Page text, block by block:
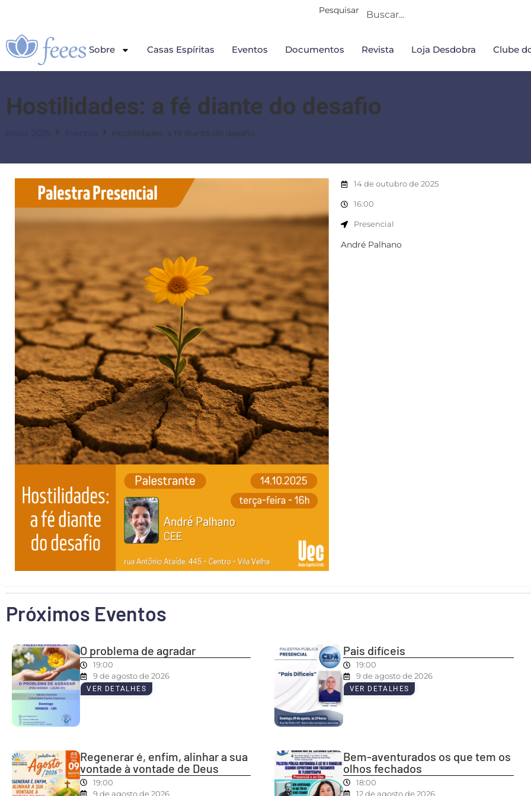
Pesquisar
Sobre Casas Espíritas Eventos Documentos Revista Loja Desdobra Clube
Hostilidades: a fé diante do desafio
Hostilidades: a fé diante do desafio
14 de outubro de 2025
16:00
Presencial
André Palhano
Próximos Eventos
O problema de agradar
19:00
9 de agosto de 2026
VER DETALHES
Pais difíceis
19:00
9 de agosto de 2026
VER DETALHES
Regenerar é, enfim, alinhar a sua
vontade à vontade de Deus
19:00
9 de agosto de 2026
Bem-aventurados os que tem os
olhos fechados
18:00
12 de agosto de 2026